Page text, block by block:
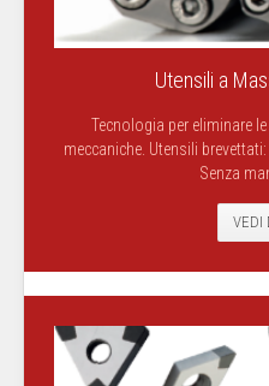
Utensili a
Tecnologia per eliminare
meccaniche. Utensili
Senza
VEDI